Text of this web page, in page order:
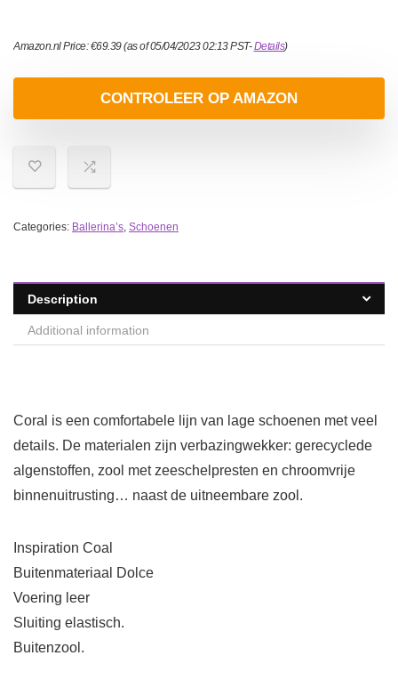
Amazon.nl Price:€69.39(as of 05/04/2023 02:13 PST-Details)
CONTROLEER OP AMAZON
Categories: Ballerina’s, Schoenen
Description
Additional information
Coral is een comfortabele lijn van lage schoenen met veel
details. De materialen zijn verbazingwekker: gerecyclede
algenstoffen, zool met zeeschelpresten en chroomvrije
binnenuitrusting… naast de uitneembare zool.
Inspiration Coal
Buitenmateriaal Dolce
Voering leer
Sluiting elastisch.
Buitenzool.